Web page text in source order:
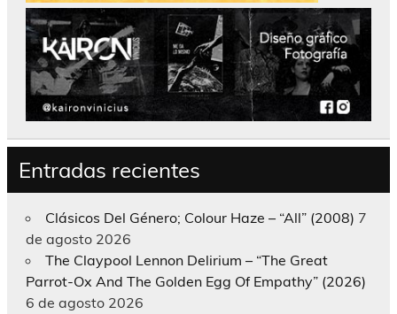
Entradas recientes
Clásicos Del Género; Colour Haze – “All” (2008) 7
de agosto 2026
The Claypool Lennon Delirium – “The Great
Parrot-Ox And The Golden Egg Of Empathy” (2026)
6 de agosto 2026